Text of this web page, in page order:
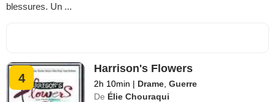
blessures. Un ...
4
Harrison's Flowers
2h 10min | Drame ,Guerre
De Élie Chouraqui